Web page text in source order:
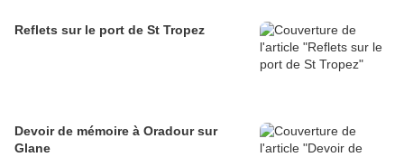
Reflets sur le port de St Tropez
Devoir de mémoire à Oradour sur
Glane